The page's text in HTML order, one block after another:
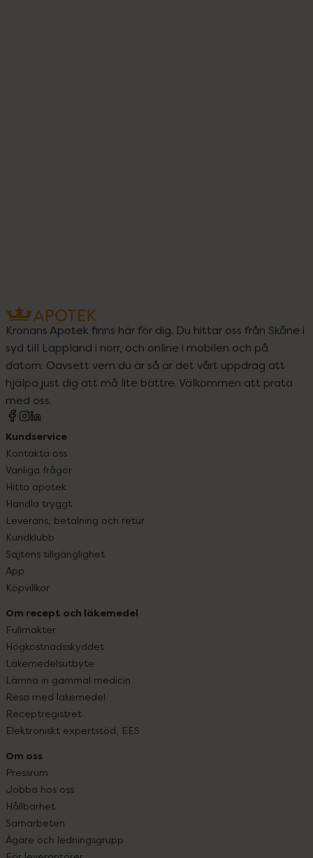
Kronans Apotek finns här för dig. Du hittar oss från Skåne i
syd till Lappland i norr, och online i mobilen och på
datorn. Oavsett vem du är så är det vårt uppdrag att
hjälpa just dig att må lite bättre. Välkommen att prata
med oss.
Kundservice
Kontakta oss
Vanliga frågor
Hitta apotek
Handla tryggt
Leverans, betalning och retur
Kundklubb
Sajtens tillgänglighet
App
Köpvillkor
Om recept och läkemedel
Fullmakter
Högkostnadsskyddet
Läkemedelsutbyte
Lämna in gammal medicin
Resa med läkemedel
Receptregistret
Elektroniskt expertstöd, EES
Om oss
Pressrum
Jobba hos oss
Hållbarhet
Samarbeten
Ägare och ledningsgrupp